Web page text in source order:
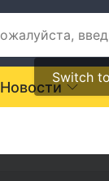
Switch
Новости